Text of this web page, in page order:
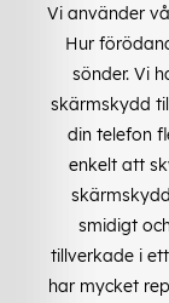
Vi använder
Hur
sönder. Vi
skärmskydd
din telefon
enkelt att
smidigt
tillverkade i
har mycket